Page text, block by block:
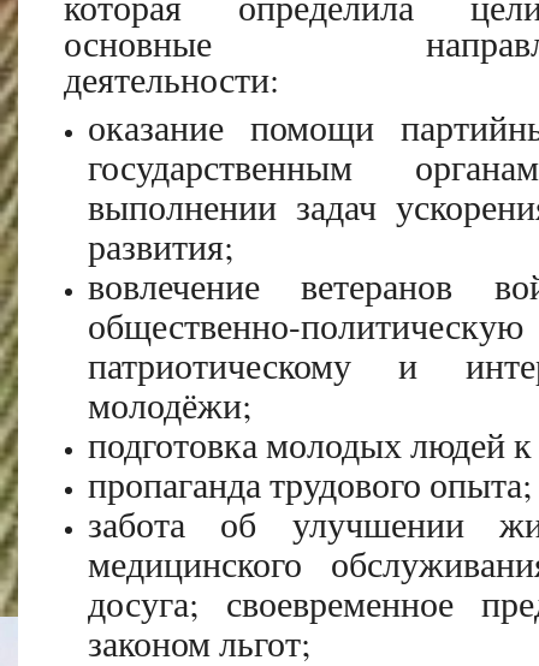
основные
деятельности:
оказание помощи
государственным
выполнении задач
развития;
вовлечение
общественно-
патриотическому и
молодёжи;
подготовка молодых людей
пропаганда трудового опыта;
забота об улучшении
медицинского
досуга; своевременное
законом льгот;